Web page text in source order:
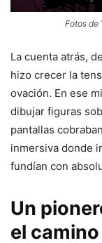
Fotos de
La cuenta atrás,
hizo crecer la
ovación. En ese
dibujar figuras
pantallas
inmersiva donde
fundían con
Un
el camino